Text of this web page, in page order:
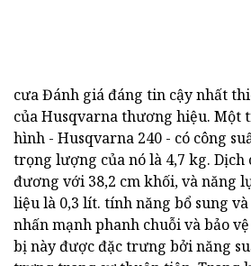
cưa Đánh giá đáng tin cậy nhất
của Husqvarna thương hiệu. Một
hình - Husqvarna 240 - có công
trọng lượng của nó là 4,7 kg.
đương với 38,2 cm khối, và năng
liệu là 0,3 lít. tính năng bổ sung
nhấn mạnh phanh chuỗi và bảo
bị này được đặc trưng bởi năng